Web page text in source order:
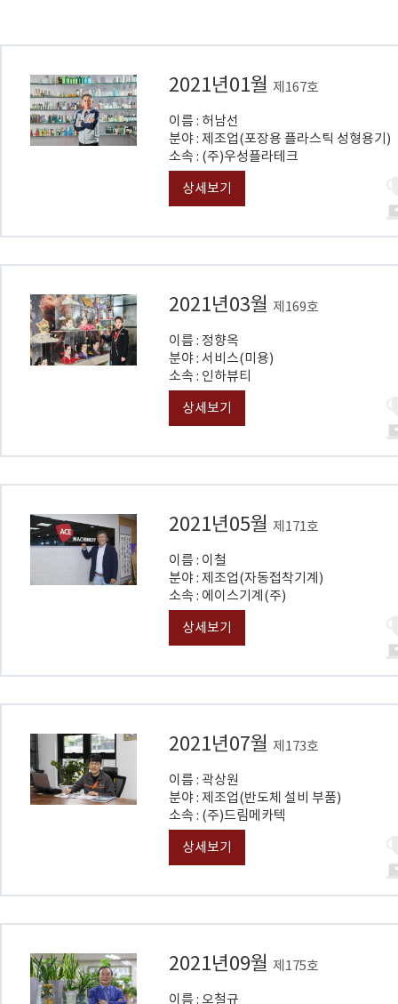
2021년01월 제167호
이름 : 허남선
분야 : 제조업(포장용 플라스틱 성형용기)
소속 : (주)우성플라테크
상세보기
2021년03월 제169호
이름 : 정향옥
분야 : 서비스(미용)
소속 : 인하뷰티
상세보기
2021년05월 제171호
이름 : 이철
분야 : 제조업(자동접착기계)
소속 : 에이스기계(주)
상세보기
2021년07월 제173호
이름 : 곽상원
분야 : 제조업(반도체 설비 부품)
소속 : (주)드림메카텍
상세보기
2021년09월 제175호
이름 : 오철규